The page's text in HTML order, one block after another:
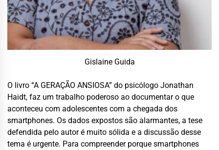
Gislaine Guida
O livro “A GERAÇÃO ANSIOSA” do psicólogo Jonathan
Haidt, faz um trabalho poderoso ao documentar o que
aconteceu com adolescentes com a chegada dos
smartphones. Os dados expostos são alarmantes, a tese
defendida pelo autor é muito sólida e a discussão desse
tema é urgente. Para compreender porque smartphones